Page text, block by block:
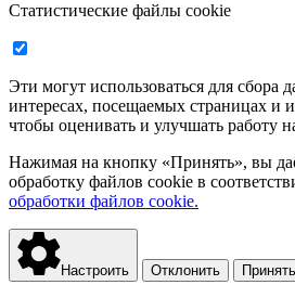
Статистические файлы cookie
Эти могут использоваться для сбора
интересах, посещаемых страницах и
чтобы оценивать и улучшать работу
Нажимая на кнопку «Принять», вы
обработку файлов cookie в
обработки файлов cookie.
Настроить Отклонить Принять